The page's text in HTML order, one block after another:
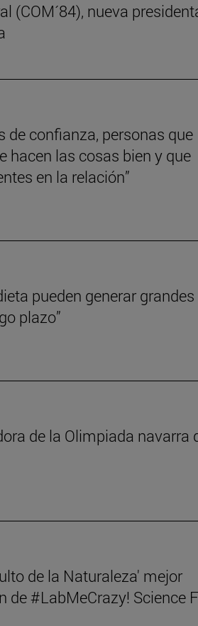
(COM´84), nueva
de confianza, personas que
hacen las cosas bien y que
en la relación”
pueden generar grandes
plazo”
de la Olimpiada navarra
de la Naturaleza' mejor
de #LabMeCrazy! Science